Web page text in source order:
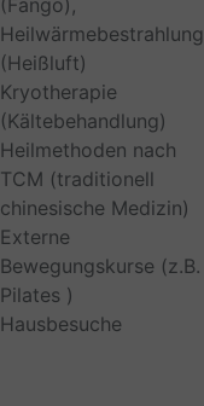
(Fango),
Heilwärmebestrahlung
(Heißluft)
Kryotherapie
(Kältebehandlung)
Heilmethoden nach
TCM (traditionell
chinesische Medizin)
Externe
Bewegungskurse (z.B.
Pilates )
Hausbesuche